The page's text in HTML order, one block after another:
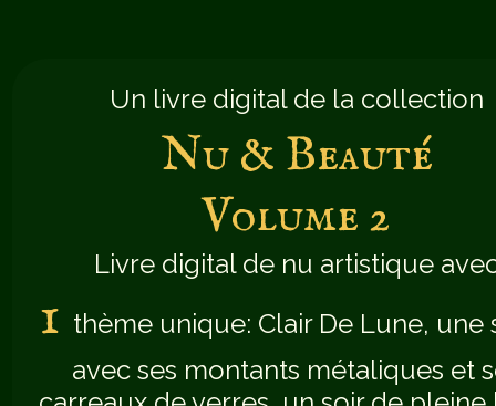
Un livre digital de la collection
Nu & Beauté
Volume 2
Livre digital de nu artistique
1 thème unique: Clair De Lune, une
avec ses montants métaliques et